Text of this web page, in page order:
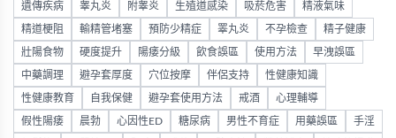
遺傳疾病 睾丸炎 附睾炎 生殖道感染 吸菸危害 精液氣味
精道梗阻 輸精管堵塞 預防少精症 睪丸炎 不孕檢查 精子健康
壯陽食物 硬度提升 陽痿分級 飲食誤區 使用方法 早洩誤區
中藥調理 避孕套厚度 穴位按摩 伴侶支持 性健康知識
性健康教育 自我保健 避孕套使用方法 戒酒 心理輔導
假性陽痿 晨勃 心因性ED 糖尿病 男性不育症 用藥誤區 手淫